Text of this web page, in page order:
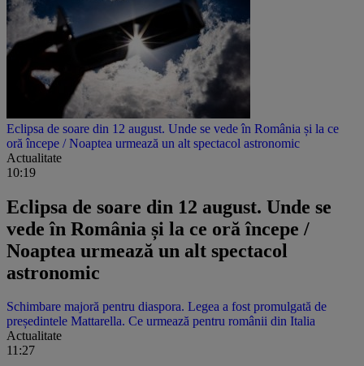
Eclipsa de soare din 12 august. Unde se vede în România și la ce
oră începe / Noaptea urmează un alt spectacol astronomic
Actualitate
10:19
Eclipsa de soare din 12 august. Unde se
vede în România și la ce oră începe /
Noaptea urmează un alt spectacol
astronomic
Schimbare majoră pentru diaspora. Legea a fost promulgată de
președintele Mattarella. Ce urmează pentru românii din Italia
Actualitate
11:27